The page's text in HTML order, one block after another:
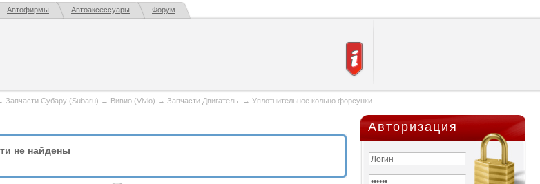
Автофирмы Автоаксессуары Форум
Запчасти Субару (Subaru) → Вивио (Vivio) → Запчасти Двигатель. → Уплотнительное кольцо форсунки
не найдены
Авторизация